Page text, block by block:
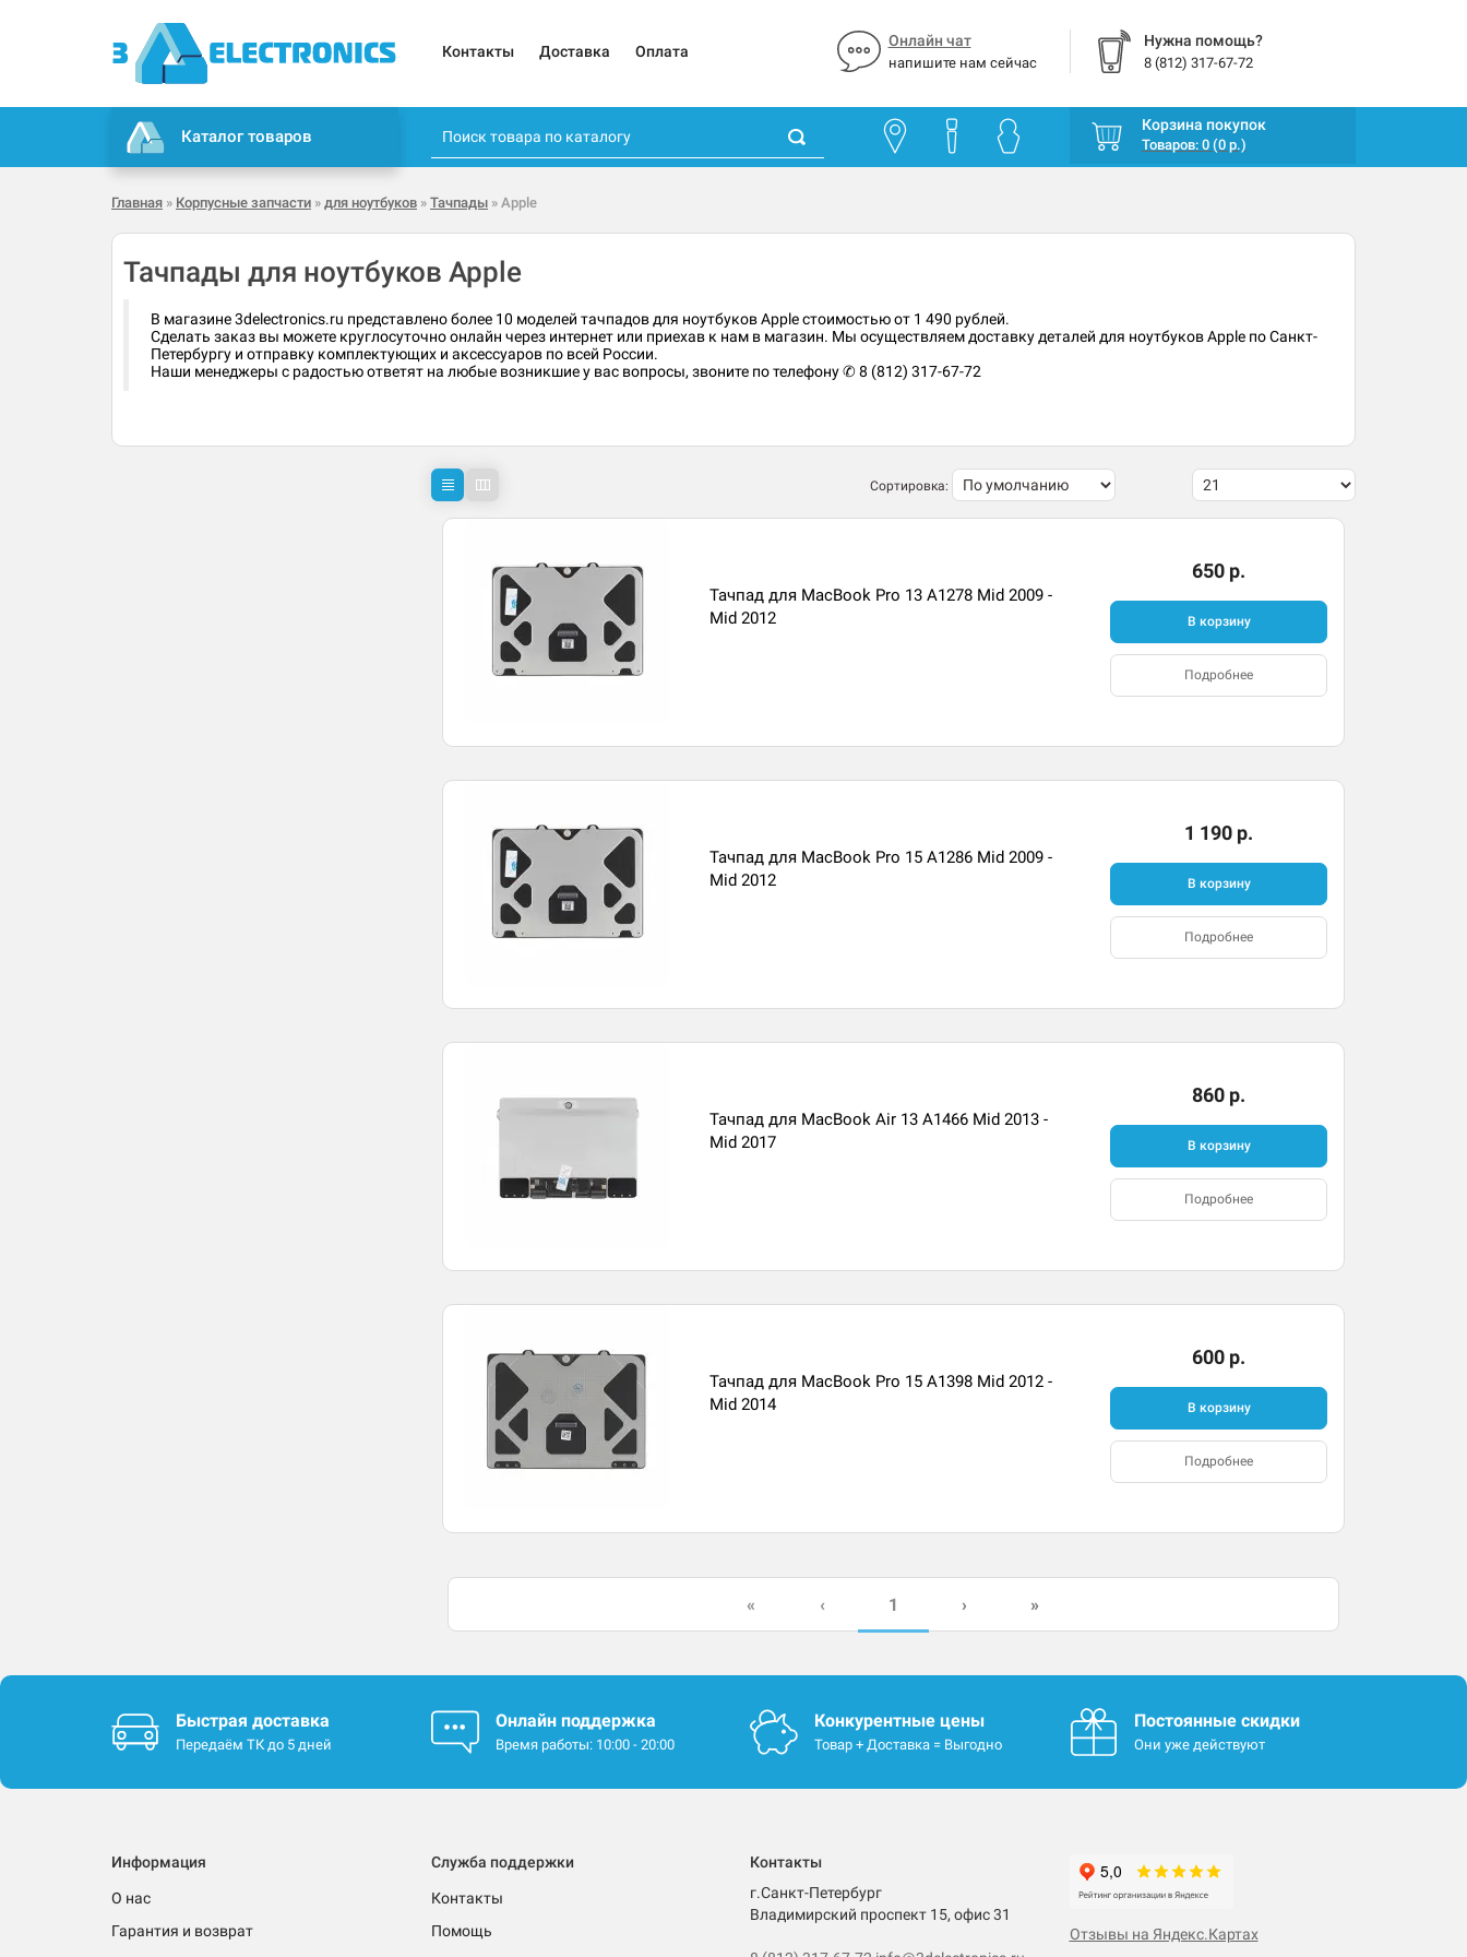
Контакты Доставка Оплата
Онлайн чат
напишите нам сейчас
Нужна помощь?
8 (812) 317-67-72
Каталог товаров
Корзина покупок
Товаров: 0 (0 р.)
Главная » Корпусные запчасти » для ноутбуков » Тачпады » Apple
Тачпады для ноутбуков Apple
В магазине 3delectronics.ru представлено более 10 моделей тачпадов для ноутбуков Apple стоимостью от 1 490 рублей.
Сделать заказ вы можете круглосуточно онлайн через интернет или приехав к нам в магазин. Мы осуществляем доставку деталей для ноутбуков Apple по Санкт-
Петербургу и отправку комплектующих и аксессуаров по всей России.
Наши менеджеры с радостью ответят на любые возникшие у вас вопросы, звоните по телефону ✆ 8 (812) 317-67-72
Сортировка:
Тачпад для MacBook Pro 13 A1278 Mid 2009 -
Mid 2012
650 р.
В корзину
Подробнее
Тачпад для MacBook Pro 15 A1286 Mid 2009 -
Mid 2012
1 190 р.
В корзину
Подробнее
Тачпад для MacBook Air 13 A1466 Mid 2013 -
Mid 2017
860 р.
В корзину
Подробнее
Тачпад для MacBook Pro 15 A1398 Mid 2012 -
Mid 2014
600 р.
В корзину
Подробнее
« ‹ 1 › »
Быстрая доставка
Передаём ТК до 5 дней
Онлайн поддержка
Время работы: 10:00 - 20:00
Конкурентные цены
Товар + Доставка = Выгодно
Постоянные скидки
Они уже действуют
Информация
О нас
Гарантия и возврат
Служба поддержки
Контакты
Помощь
Контакты
г.Санкт-Петербург
Владимирский проспект 15, офис 31
Отзывы на Яндекс.Картах